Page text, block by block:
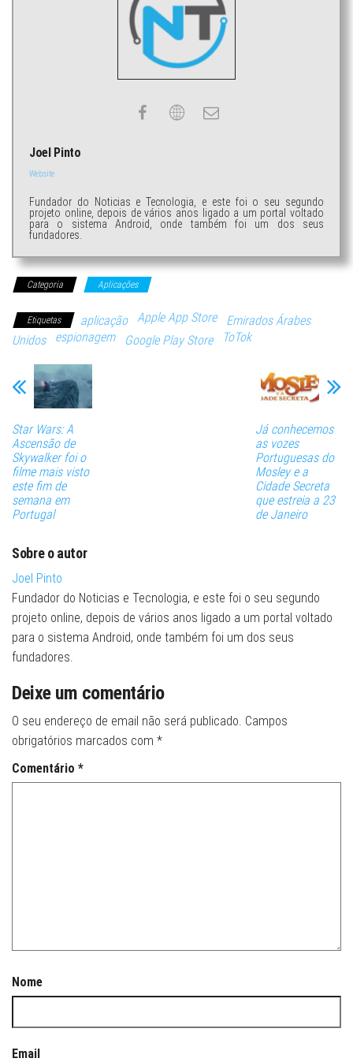
Joel Pinto
Website
Fundador do Noticias e Tecnologia, e este foi o seu segundo
projeto online, depois de vários anos ligado a um portal voltado
para o sistema Android, onde também foi um dos seus
fundadores.
Categoria Aplicações
Etiquetas aplicação Apple App Store
Emirados Árabes
Unidos
espionagem Google Play Store ToTok
Star Wars: A
Ascensão de
Skywalker foi o
filme mais visto
este fim de
semana em
Portugal
Já conhecemos
as vozes
Portuguesas do
Mosley e a
Cidade Secreta
que estreia a 23
de Janeiro
Sobre o autor
Joel Pinto
Fundador do Noticias e Tecnologia, e este foi o seu segundo
projeto online, depois de vários anos ligado a um portal voltado
para o sistema Android, onde também foi um dos seus
fundadores.
Deixe um comentário
O seu endereço de email não será publicado. Campos
obrigatórios marcados com *
Comentário *
Nome
Email